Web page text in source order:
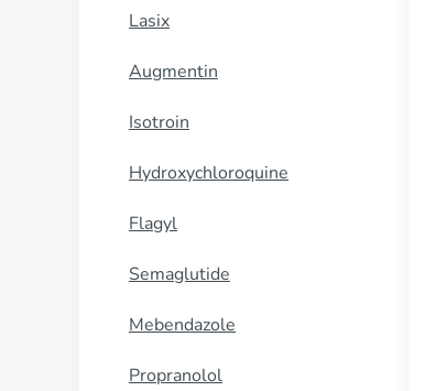
Lasix
Augmentin
Isotroin
Hydroxychloroquine
Flagyl
Semaglutide
Mebendazole
Propranolol